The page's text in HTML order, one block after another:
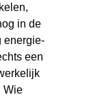
in de
energie-
een
Wie